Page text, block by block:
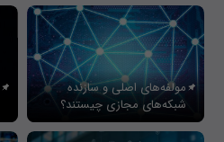
مولفه‌های اصلی و سازنده
شبکه‌های مجازی چیستند؟